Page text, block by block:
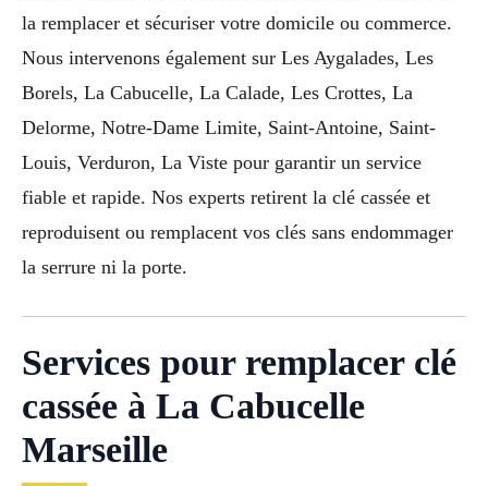
la remplacer et sécuriser votre domicile ou commerce.
Nous intervenons également sur Les Aygalades, Les
Borels, La Cabucelle, La Calade, Les Crottes, La
Delorme, Notre-Dame Limite, Saint-Antoine, Saint-
Louis, Verduron, La Viste pour garantir un service
fiable et rapide. Nos experts retirent la clé cassée et
reproduisent ou remplacent vos clés sans endommager
la serrure ni la porte.
Services pour remplacer clé
cassée à La Cabucelle
Marseille